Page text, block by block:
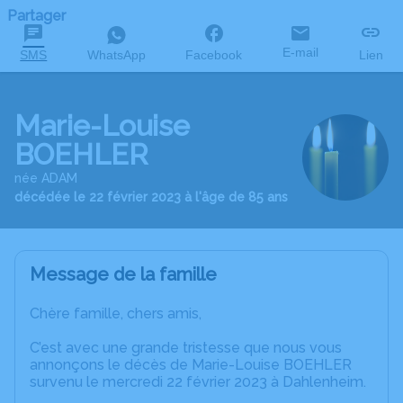
Partager
SMS WhatsApp Facebook E-mail Lien
Marie-Louise
BOEHLER
née ADAM
décédée le 22 février 2023 à l'âge de 85 ans
Message de la famille
Chère famille, chers amis,
C’est avec une grande tristesse que nous vous
annonçons le décès de Marie-Louise BOEHLER
survenu le mercredi 22 février 2023 à Dahlenheim.